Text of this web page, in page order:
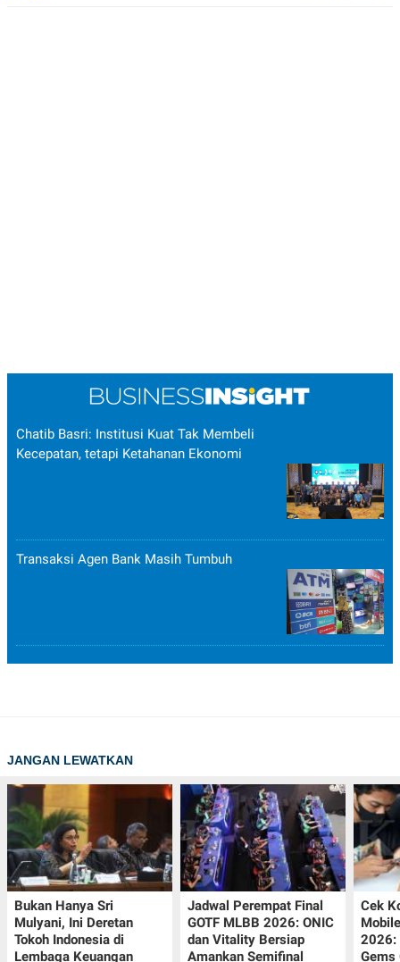
Chatib Basri: Institusi Kuat Tak Membeli
Kecepatan, tetapi Ketahanan Ekonomi
Transaksi Agen Bank Masih Tumbuh
JANGAN LEWATKAN
Bukan Hanya Sri
Mulyani, Ini Deretan
Tokoh Indonesia di
Lembaga Keuangan
Jadwal Perempat Final
GOTF MLBB 2026: ONIC
dan Vitality Bersiap
Amankan Semifinal
Cek
2026:
Gems